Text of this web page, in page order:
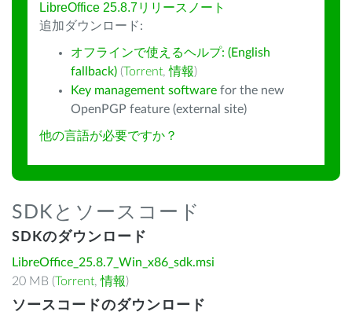
LibreOffice 25.8.7リリースノート
追加ダウンロード:
オフラインで使えるヘルプ: (English
fallback) (Torrent,情報)
Key management software for the new
OpenPGP feature (external site)
他の言語が必要ですか？
SDKとソースコード
SDKのダウンロード
LibreOffice_25.8.7_Win_x86_sdk.msi
20 MB (Torrent,情報)
ソースコードのダウンロード